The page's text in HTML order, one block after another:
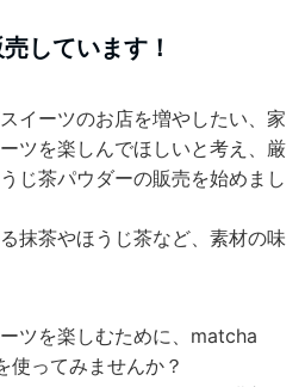
しています！
イーツのお店を増やしたい、家
ツを楽しんでほしいと考え、厳
じ茶パウダーの販売を始めまし
抹茶やほうじ茶など、素材の味
ツを楽しむために、matcha
ってみませんか？